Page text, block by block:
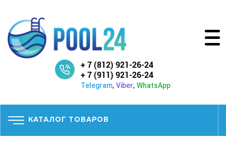
+ 7 (812) 921-26-24
+ 7 (911) 921-26-24
Telegram, Viber, WhatsApp
КАТАЛОГ ТОВАРОВ